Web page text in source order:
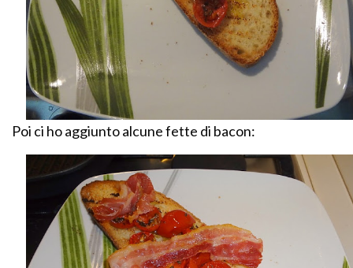
Poi ci ho aggiunto alcune fette di bacon: